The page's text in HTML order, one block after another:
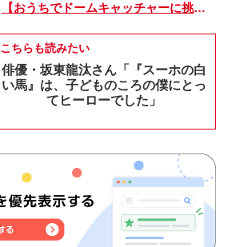
【おうちでドームキャッチャーに挑戦だ】アンパンマン わくわくドームキャッチャー
こちらも読みたい
俳優・坂東龍汰さん「『スーホの白
い馬』は、子どものころの僕にとっ
てヒーローでした」